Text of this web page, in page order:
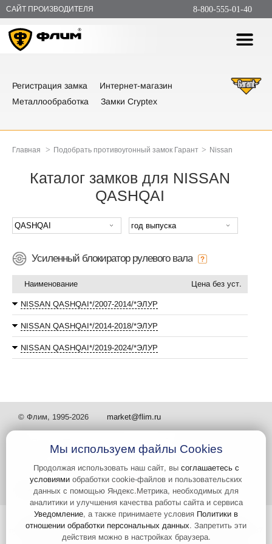
САЙТ ПРОИЗВОДИТЕЛЯ 8-800-555-01-40
Регистрация замка
Интернет-магазин
Металлообработка
Замки Cryptex
Главная > Подобрать противоугонный замок Гарант > Nissan
Каталог замков для NISSAN
QASHQAI
Усиленный блокиратор рулевого вала
Наименование Цена без уст.
NISSAN QASHQAI*/2007-2014/*ЭЛУР
NISSAN QASHQAI*/2014-2018/*ЭЛУР
NISSAN QASHQAI*/2019-2024/*ЭЛУР
© Флим, 1995-2026 market@flim.ru
Задать вопрос Контакты
Интернет-сайт носит информационный характер и не является
публичной офертой, которая определяется положениями статьи 437
Гражданского кодекса РФ. Информация о характеристиках и
Мы используем файлы Cookies
Продолжая использовать наш сайт, вы соглашаетесь с
условиями обработки cookie-файлов и пользовательских
данных с помощью Яндекс.Метрика, необходимых для
аналитики и улучшения качества работы сайта и сервиса
Уведомление, а также принимаете условия Политики в
отношении обработки персональных данных. Запретить эти
действия можно в настройках браузера.